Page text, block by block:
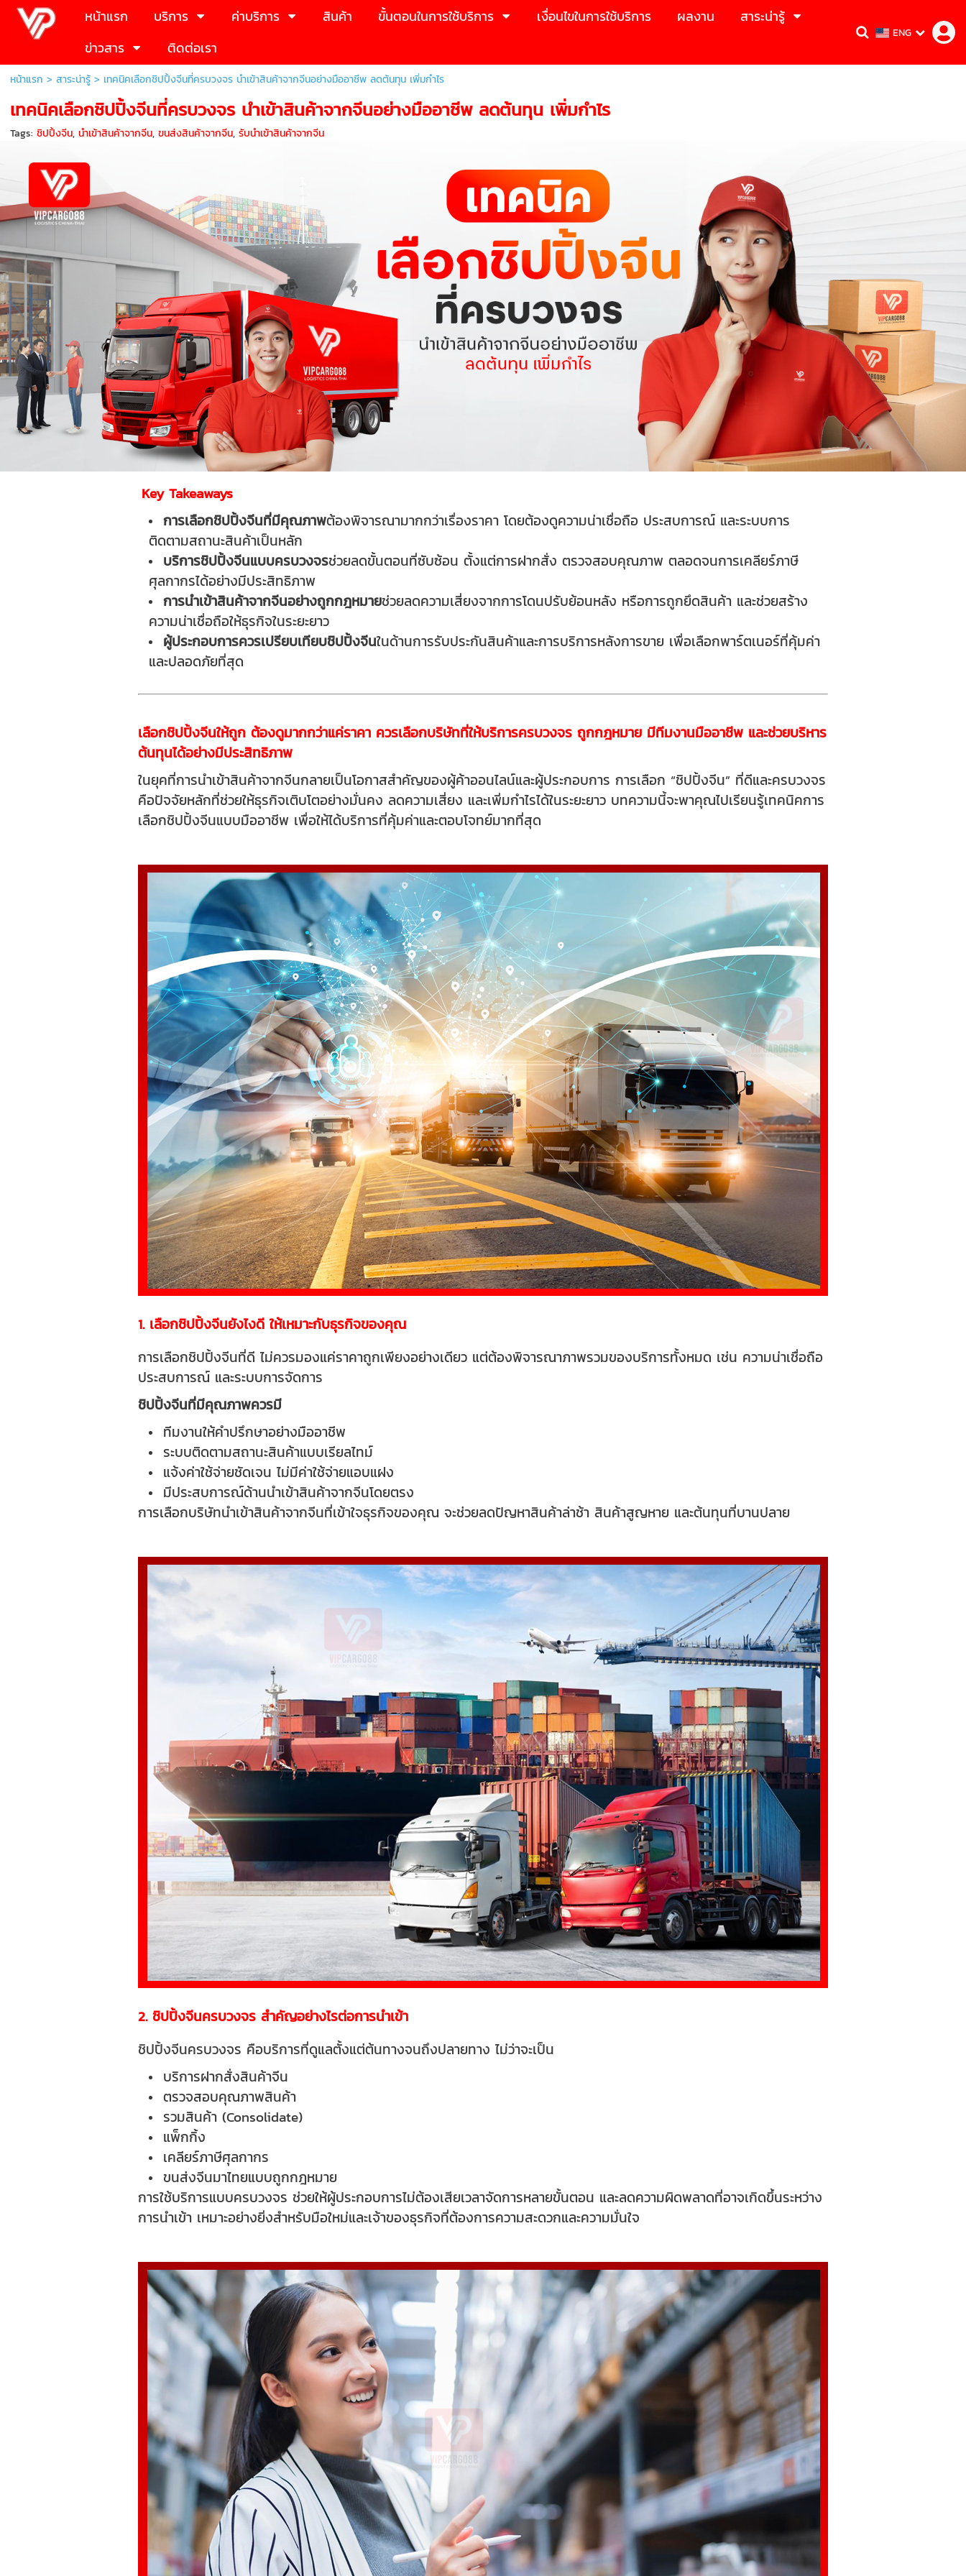
หน้าแรก บริการ ค่าบริการ สินค้า ขั้นตอนในการใช้บริการ เงื่อนไขในการใช้บริการ ผลงาน
สาระน่ารู้
ข่าวสาร
ติดต่อเรา
ENG
หน้าแรก > สาระน่ารู้> เทคนิคเลือกชิปปิ้งจีนที่ครบวงจร นำเข้าสินค้าจากจีนอย่างมืออาชีพ ลดต้นทุน เพิ่มกำไร
เทคนิคเลือกชิปปิ้งจีนที่ครบวงจร นำเข้าสินค้าจากจีนอย่างมืออาชีพ ลดต้นทุน เพิ่มกำไร
Tags: ชิปปิ้งจีน, นำเข้าสินค้าจากจีน, ขนส่งสินค้าจากจีน, รับนำเข้าสินค้าจากจีน
Key Takeaways
การเลือกชิปปิ้งจีนที่มีคุณภาพต้องพิจารณามากกว่าเรื่องราคา โดยต้องดูความน่าเชื่อถือ ประสบการณ์ และระบบการ
ติดตามสถานะสินค้าเป็นหลัก
บริการชิปปิ้งจีนแบบครบวงจรช่วยลดขั้นตอนที่ซับซ้อน ตั้งแต่การฝากสั่ง ตรวจสอบคุณภาพ ตลอดจนการเคลียร์ภาษี
ศุลกากรได้อย่างมีประสิทธิภาพ
การนำเข้าสินค้าจากจีนอย่างถูกกฎหมายช่วยลดความเสี่ยงจากการโดนปรับย้อนหลัง หรือการถูกยึดสินค้า และช่วยสร้าง
ความน่าเชื่อถือให้ธุรกิจในระยะยาว
ผู้ประกอบการควรเปรียบเทียบชิปปิ้งจีนในด้านการรับประกันสินค้าและการบริการหลังการขาย เพื่อเลือกพาร์ตเนอร์ที่คุ้มค่า
และปลอดภัยที่สุด
เลือกชิปปิ้งจีนให้ถูก ต้องดูมากกว่าแค่ราคา ควรเลือกบริษัทที่ให้บริการครบวงจร ถูกกฎหมาย มีทีมงานมืออาชีพ และช่วยบริหาร
ต้นทุนได้อย่างมีประสิทธิภาพ
ในยุคที่การนำเข้าสินค้าจากจีนกลายเป็นโอกาสสำคัญของผู้ค้าออนไลน์และผู้ประกอบการ การเลือก “ชิปปิ้งจีน” ที่ดีและครบวงจร
คือปัจจัยหลักที่ช่วยให้ธุรกิจเติบโตอย่างมั่นคง ลดความเสี่ยง และเพิ่มกำไรได้ในระยะยาว บทความนี้จะพาคุณไปเรียนรู้เทคนิคการ
เลือกชิปปิ้งจีนแบบมืออาชีพ เพื่อให้ได้บริการที่คุ้มค่าและตอบโจทย์มากที่สุด
1. เลือกชิปปิ้งจีนยังไงดี ให้เหมาะกับธุรกิจของคุณ
การเลือกชิปปิ้งจีนที่ดี ไม่ควรมองแค่ราคาถูกเพียงอย่างเดียว แต่ต้องพิจารณาภาพรวมของบริการทั้งหมด เช่น ความน่าเชื่อถือ
ประสบการณ์ และระบบการจัดการ
ชิปปิ้งจีนที่มีคุณภาพควรมี
ทีมงานให้คำปรึกษาอย่างมืออาชีพ
ระบบติดตามสถานะสินค้าแบบเรียลไทม์
แจ้งค่าใช้จ่ายชัดเจน ไม่มีค่าใช้จ่ายแอบแฝง
มีประสบการณ์ด้านนำเข้าสินค้าจากจีนโดยตรง
การเลือกบริษัทนำเข้าสินค้าจากจีนที่เข้าใจธุรกิจของคุณ จะช่วยลดปัญหาสินค้าล่าช้า สินค้าสูญหาย และต้นทุนที่บานปลาย
2. ชิปปิ้งจีนครบวงจร สำคัญอย่างไรต่อการนำเข้า
ชิปปิ้งจีนครบวงจร คือบริการที่ดูแลตั้งแต่ต้นทางจนถึงปลายทาง ไม่ว่าจะเป็น
บริการฝากสั่งสินค้าจีน
ตรวจสอบคุณภาพสินค้า
รวมสินค้า (Consolidate)
แพ็กกิ้ง
เคลียร์ภาษีศุลกากร
ขนส่งจีนมาไทยแบบถูกกฎหมาย
การใช้บริการแบบครบวงจร ช่วยให้ผู้ประกอบการไม่ต้องเสียเวลาจัดการหลายขั้นตอน และลดความผิดพลาดที่อาจเกิดขึ้นระหว่าง
การนำเข้า เหมาะอย่างยิ่งสำหรับมือใหม่และเจ้าของธุรกิจที่ต้องการความสะดวกและความมั่นใจ